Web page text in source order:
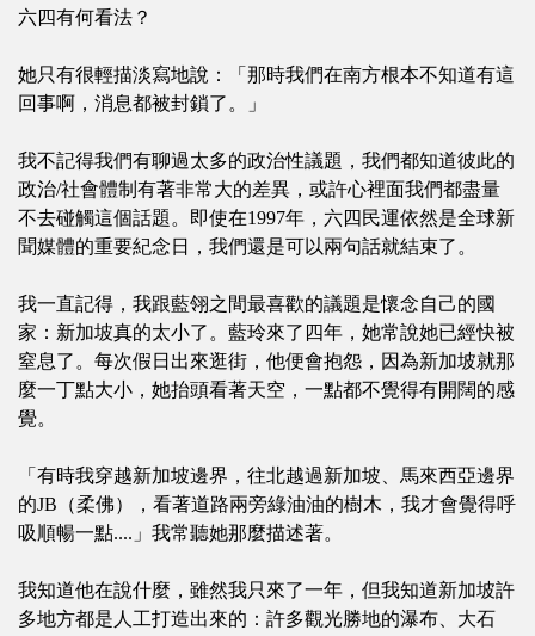
六四有何看法？
她只有很輕描淡寫地說：「那時我們在南方根本不知道有這
回事啊，消息都被封鎖了。」
我不記得我們有聊過太多的政治性議題，我們都知道彼此的
政治/社會體制有著非常大的差異，或許心裡面我們都盡量
不去碰觸這個話題。即使在1997年，六四民運依然是全球新
聞媒體的重要紀念日，我們還是可以兩句話就結束了。
我一直記得，我跟藍翎之間最喜歡的議題是懷念自己的國
家：新加坡真的太小了。藍玲來了四年，她常說她已經快被
窒息了。每次假日出來逛街，他便會抱怨，因為新加坡就那
麼一丁點大小，她抬頭看著天空，一點都不覺得有開闊的感
覺。
「有時我穿越新加坡邊界，往北越過新加坡、馬來西亞邊界
的JB（柔佛），看著道路兩旁綠油油的樹木，我才會覺得呼
吸順暢一點....」我常聽她那麼描述著。
我知道他在說什麼，雖然我只來了一年，但我知道新加坡許
多地方都是人工打造出來的：許多觀光勝地的瀑布、大石